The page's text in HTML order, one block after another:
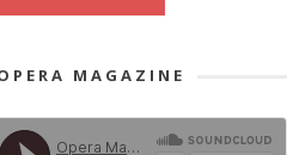
MAGAZINE